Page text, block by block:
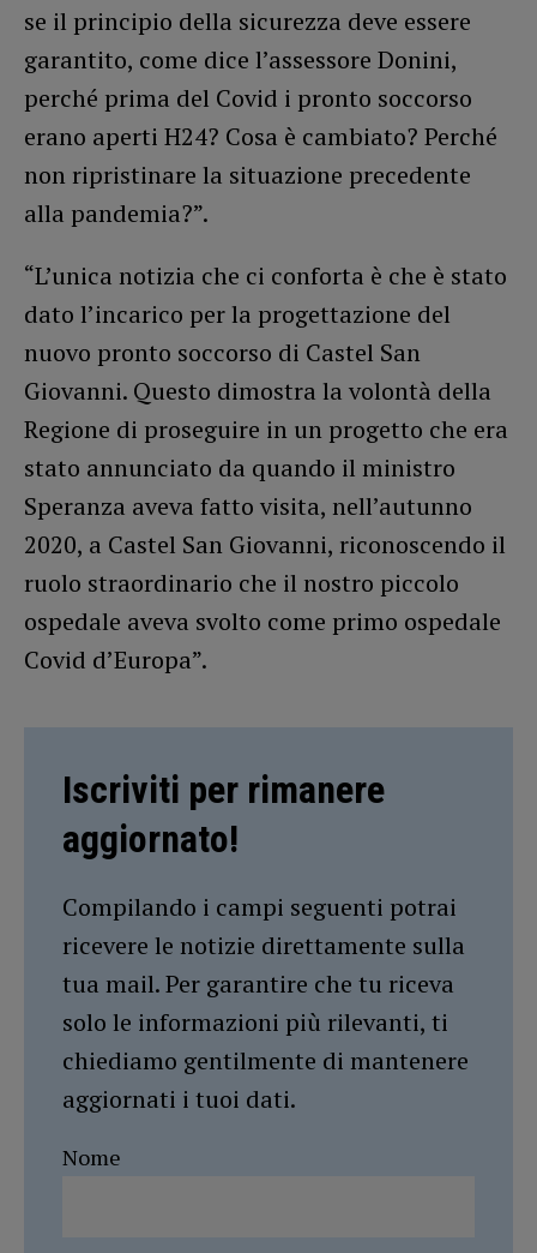
se il principio della sicurezza deve essere
garantito, come dice l’assessore Donini,
perché prima del Covid i pronto soccorso
erano aperti H24? Cosa è cambiato? Perché
non ripristinare la situazione precedente
alla pandemia?”.
“L’unica notizia che ci conforta è che è stato
dato l’incarico per la progettazione del
nuovo pronto soccorso di Castel San
Giovanni. Questo dimostra la volontà della
Regione di proseguire in un progetto che era
stato annunciato da quando il ministro
Speranza aveva fatto visita, nell’autunno
2020, a Castel San Giovanni, riconoscendo il
ruolo straordinario che il nostro piccolo
ospedale aveva svolto come primo ospedale
Covid d’Europa”.
Iscriviti per rimanere
aggiornato!
Compilando i campi seguenti potrai
ricevere le notizie direttamente sulla
tua mail. Per garantire che tu riceva
solo le informazioni più rilevanti, ti
chiediamo gentilmente di mantenere
aggiornati i tuoi dati.
Nome